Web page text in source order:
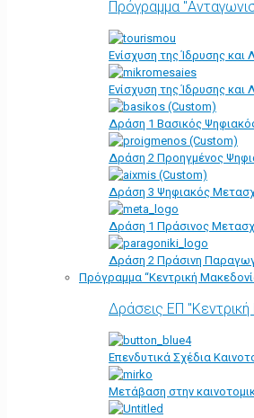
Πρόγραμμα
Ενίσχυση της Ίδρυσης
Ενίσχυση της Ίδρυσης
Δράση 1 Βασικός
Δράση 2 Προηγμένος
Δράση 3 Ψηφιακός
Δράση 1 Πράσινος
Δράση 2 Πράσινη
Πρόγραμμα “Κεντρική
Δράσεις ΕΠ
Επενδυτικά Σχέδια
Μετάβαση στην